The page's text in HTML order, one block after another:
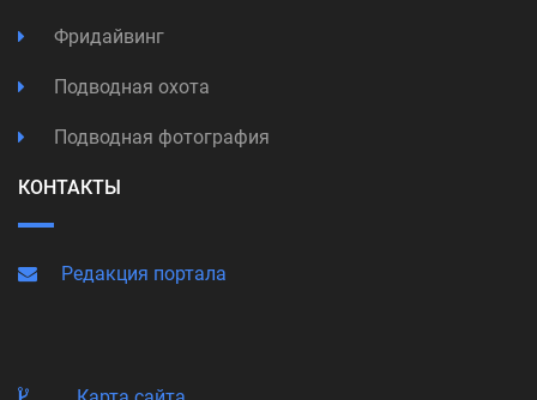
Фридайвинг
Подводная охота
Подводная фотография
КОНТАКТЫ
Редакция портала